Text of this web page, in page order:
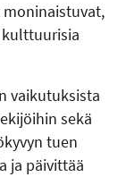
vaikutuksista
sekä
tuen
ja päivittää